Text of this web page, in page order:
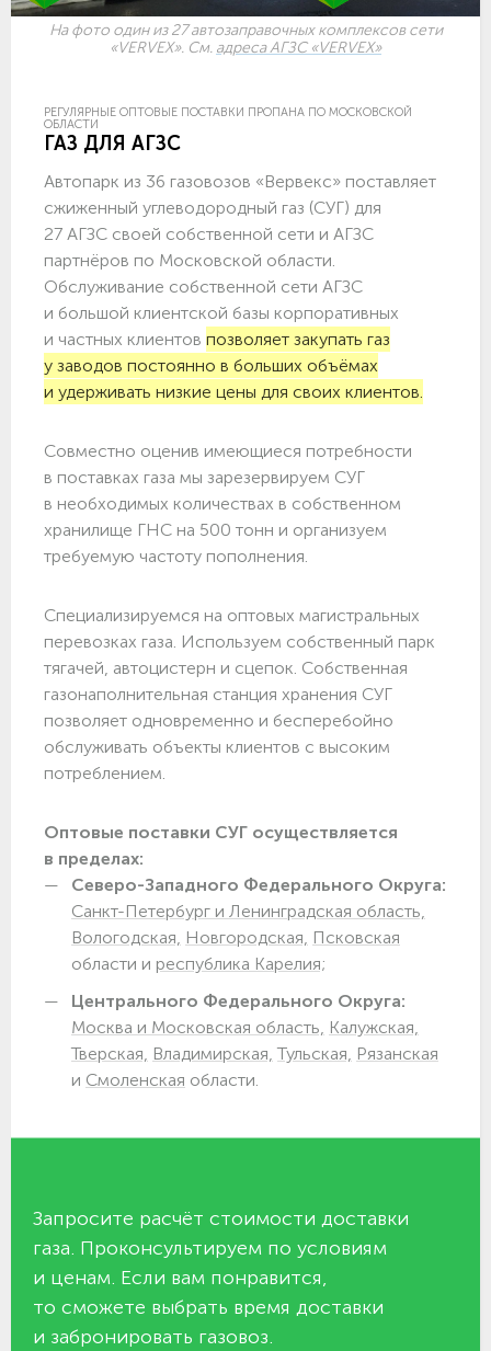
На фото один из 27 автозаправочных комплексов сети
«VERVEX». См. адреса АГЗС «VERVEX»
РЕГУЛЯРНЫЕ ОПТОВЫЕ ПОСТАВКИ ПРОПАНА ПО МОСКОВСКОЙ
ОБЛАСТИ
ГАЗ ДЛЯ АГЗС
Автопарк из 36 газовозов «Вервекс» поставляет
сжиженный углеводородный газ (СУГ) для
27 АГЗС своей собственной сети и АГЗС
партнёров по Московской области.
Обслуживание собственной сети АГЗС
и большой клиентской базы корпоративных
и частных клиентов позволяет закупать газ
у заводов постоянно в больших объёмах
и удерживать низкие цены для своих клиентов.
Совместно оценив имеющиеся потребности
в поставках газа мы зарезервируем СУГ
в необходимых количествах в собственном
хранилище ГНС на 500 тонн и организуем
требуемую частоту пополнения.
Специализируемся на оптовых магистральных
перевозках газа. Используем собственный парк
тягачей, автоцистерн и сцепок. Собственная
газонаполнительная станция хранения СУГ
позволяет одновременно и бесперебойно
обслуживать объекты клиентов с высоким
потреблением.
Оптовые поставки СУГ осуществляется
в пределах:
Северо-Западного Федерального Округа:
Санкт-Петербург и Ленинградская область,
Вологодская, Новгородская, Псковская
области и республика Карелия;
Центрального Федерального Округа:
Москва и Московская область, Калужская,
Тверская, Владимирская, Тульская, Рязанская
и Смоленская области.
Запросите расчёт стоимости доставки
газа. Проконсультируем по условиям
и ценам. Если вам понравится,
то сможете выбрать время доставки
и забронировать газовоз.